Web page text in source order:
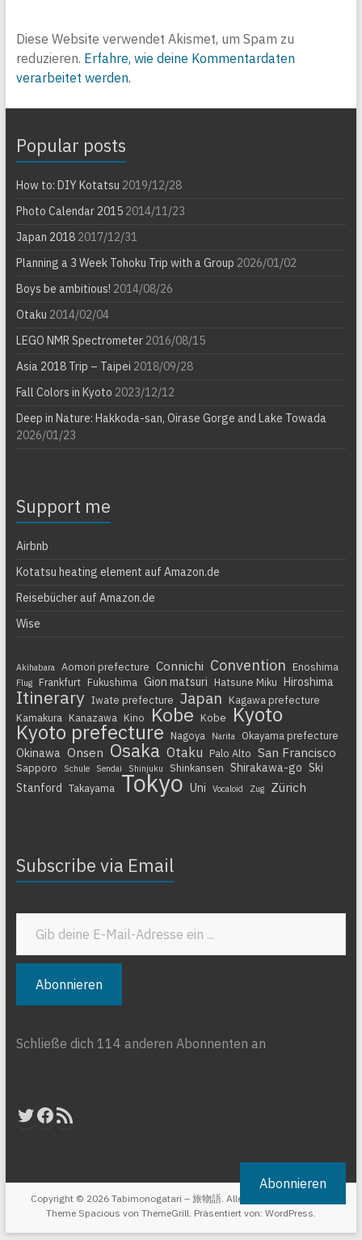
Diese Website verwendet Akismet, um Spam zu
reduzieren. Erfahre, wie deine Kommentardaten
verarbeitet werden.
Popular posts
How to: DIY Kotatsu 2019/12/28
Photo Calendar 20152014/11/23
Japan 20182017/12/31
Planning a 3 Week Tohoku Trip with a Group 2026/01/02
Boys be ambitious! 2014/08/26
Otaku 2014/02/04
LEGO NMR Spectrometer2016/08/15
Asia 2018 Trip – Taipei 2018/09/28
Fall Colors in Kyoto 2023/12/12
Deep in Nature: Hakkoda-san, Oirase Gorge and Lake Towada
2026/01/23
Support me
Airbnb
Kotatsu heating element auf Amazon.de
Reisebücher auf Amazon.de
Wise
Akihabara Aomori prefecture Connichi Convention Enoshima
Flug Frankfurt Fukushima Gion matsuri Hatsune Miku Hiroshima
Itinerary Iwate prefecture Japan
Kagawa prefecture
Kamakura
Kanazawa Kino Kobe Kobe Kyoto
Kyoto prefecture Nagoya Narita Okayama prefecture
Okinawa Onsen Osaka Otaku Palo Alto San Francisco
Sapporo Schule Sendai Shinjuku Shinkansen Shirakawa-go Ski
Stanford Takayama Tokyo Uni Vocaloid Zug Zürich
Subscribe via Email
Gib deine E-Mail-Adresse ein ...
Abonnieren
Schließe dich 114 anderen Abonnenten an
Twitter
Facebook
RSS-Feed
Copyright © 2026 Tabimonogatari – 旅物語. Alle Rechte vorbehalten.
Theme Spacious von ThemeGrill. Präsentiert von: WordPress.
Abonnieren